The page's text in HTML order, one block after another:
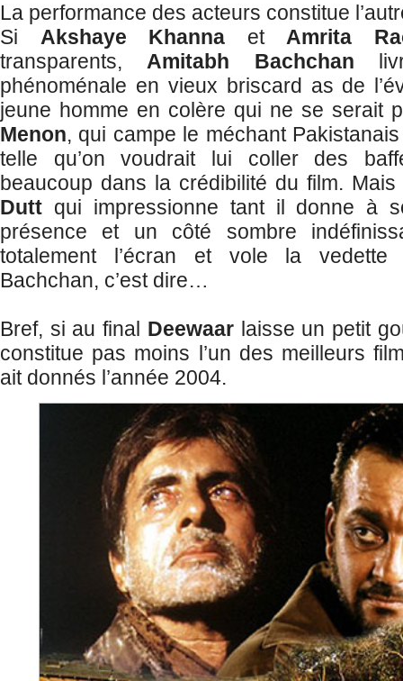
La performance des acteurs constitue
Si Akshaye Khanna et Amrita
transparents, Amitabh Bachchan
phénoménale en vieux briscard as de
jeune homme en colère qui ne se serait
Menon, qui campe le méchant
telle qu’on voudrait lui coller des
beaucoup dans la crédibilité du film.
Dutt qui impressionne tant il donne à
présence et un côté sombre
totalement l’écran et vole la vedette
Bachchan, c’est dire…
Bref, si au final Deewaarlaisse un petit
constitue pas moins l’un des meilleurs
ait donnés l’année 2004.